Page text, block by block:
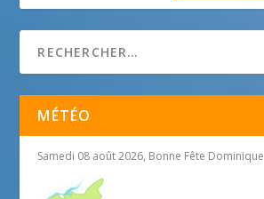
MÉTÉO
Samedi 08 août 2026, Bonne Fête Dominique